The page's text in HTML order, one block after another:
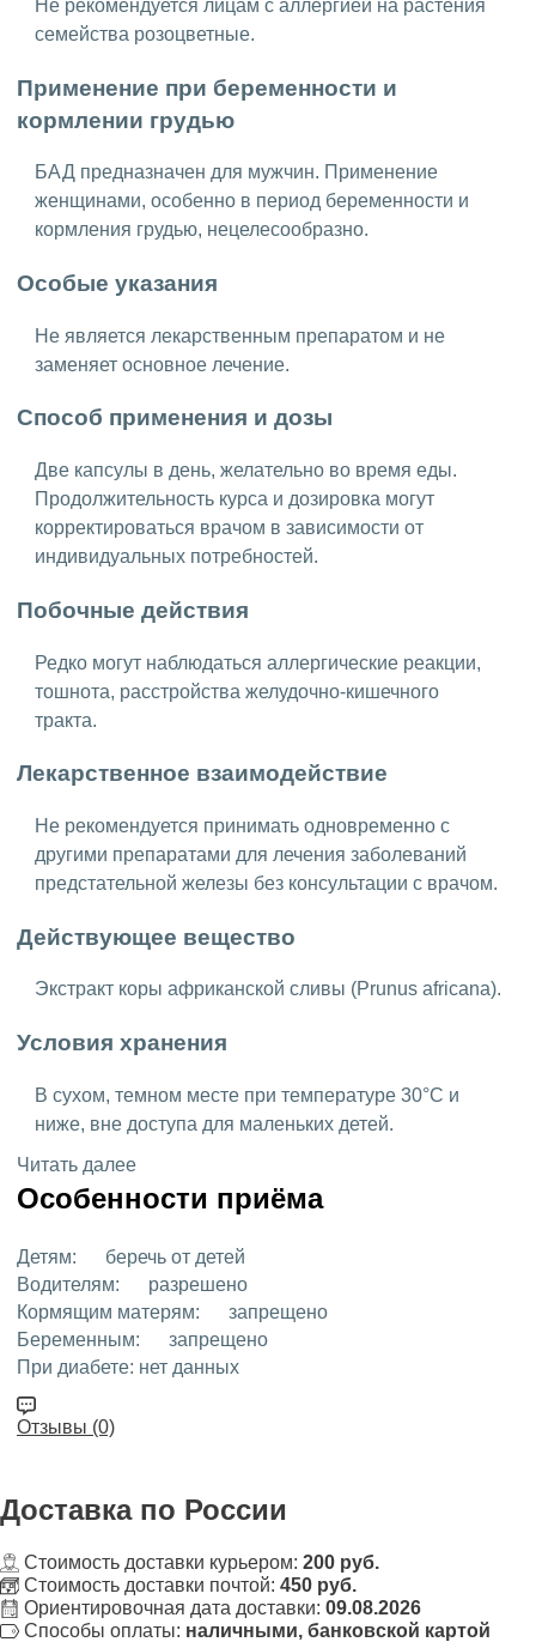
Не рекомендуется лицам с аллергией на растения
семейства розоцветные.
Применение при беременности и
кормлении грудью
БАД предназначен для мужчин. Применение
женщинами, особенно в период беременности и
кормления грудью, нецелесообразно.
Особые указания
Не является лекарственным препаратом и не
заменяет основное лечение.
Способ применения и дозы
Две капсулы в день, желательно во время еды.
Продолжительность курса и дозировка могут
корректироваться врачом в зависимости от
индивидуальных потребностей.
Побочные действия
Редко могут наблюдаться аллергические реакции,
тошнота, расстройства желудочно-кишечного
тракта.
Лекарственное взаимодействие
Не рекомендуется принимать одновременно с
другими препаратами для лечения заболеваний
предстательной железы без консультации с врачом.
Действующее вещество
Экстракт коры африканской сливы (Prunus africana).
Условия хранения
В сухом, темном месте при температуре 30°C и
ниже, вне доступа для маленьких детей.
Читать далее
Особенности приёма
Детям:
беречь от детей
Водителям:
разрешено
Кормящим матерям:
запрещено
Беременным:
запрещено
При диабете: нет данных
Отзывы (0)
Доставка по России
Стоимость доставки курьером: 200 руб.
Стоимость доставки почтой: 450 руб.
Ориентировочная дата доставки: 09.08.2026
Способы оплаты: наличными, банковской картой